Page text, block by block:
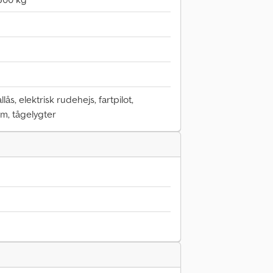
elektrisk rudehejs, fartpilot,
tågelygter